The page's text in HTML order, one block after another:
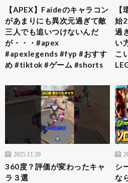
【APEX】Faideのキャラコン
があまりにも異次元過ぎて敵
三人でも追いつけないんだ
が・・・#apex
#apexlegends #fyp #おすす
め #tiktok #ゲーム #shorts
始
過
い
こ
2025.11.20
360度？評価が変わったキャ
ラ３選
シ
な